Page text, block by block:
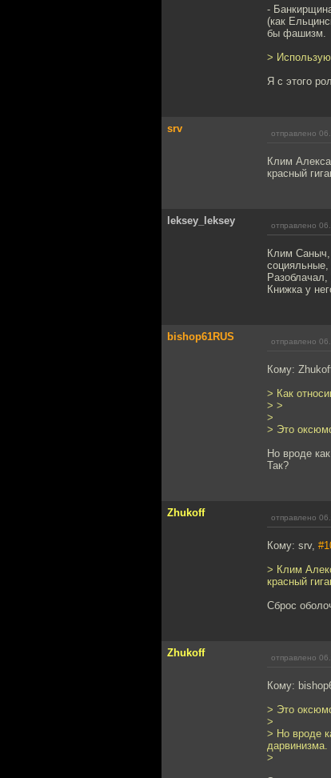
-
(как
бы фашизм.
>
Я с этого
srv отправлено
Клим
красный
leksey_leksey отправлено
Клим Саныч,
социяльные,
Книжка у
bishop61RUS отправлено
Кому:
> Как
> >
>
> Это
Но вроде
Так?
Zhukoff отправлено
Кому: srv,
> Клим
красный
Сброс
Zhukoff отправлено
Кому:
> Это
>
> Но вроде
дарвинизма.
>